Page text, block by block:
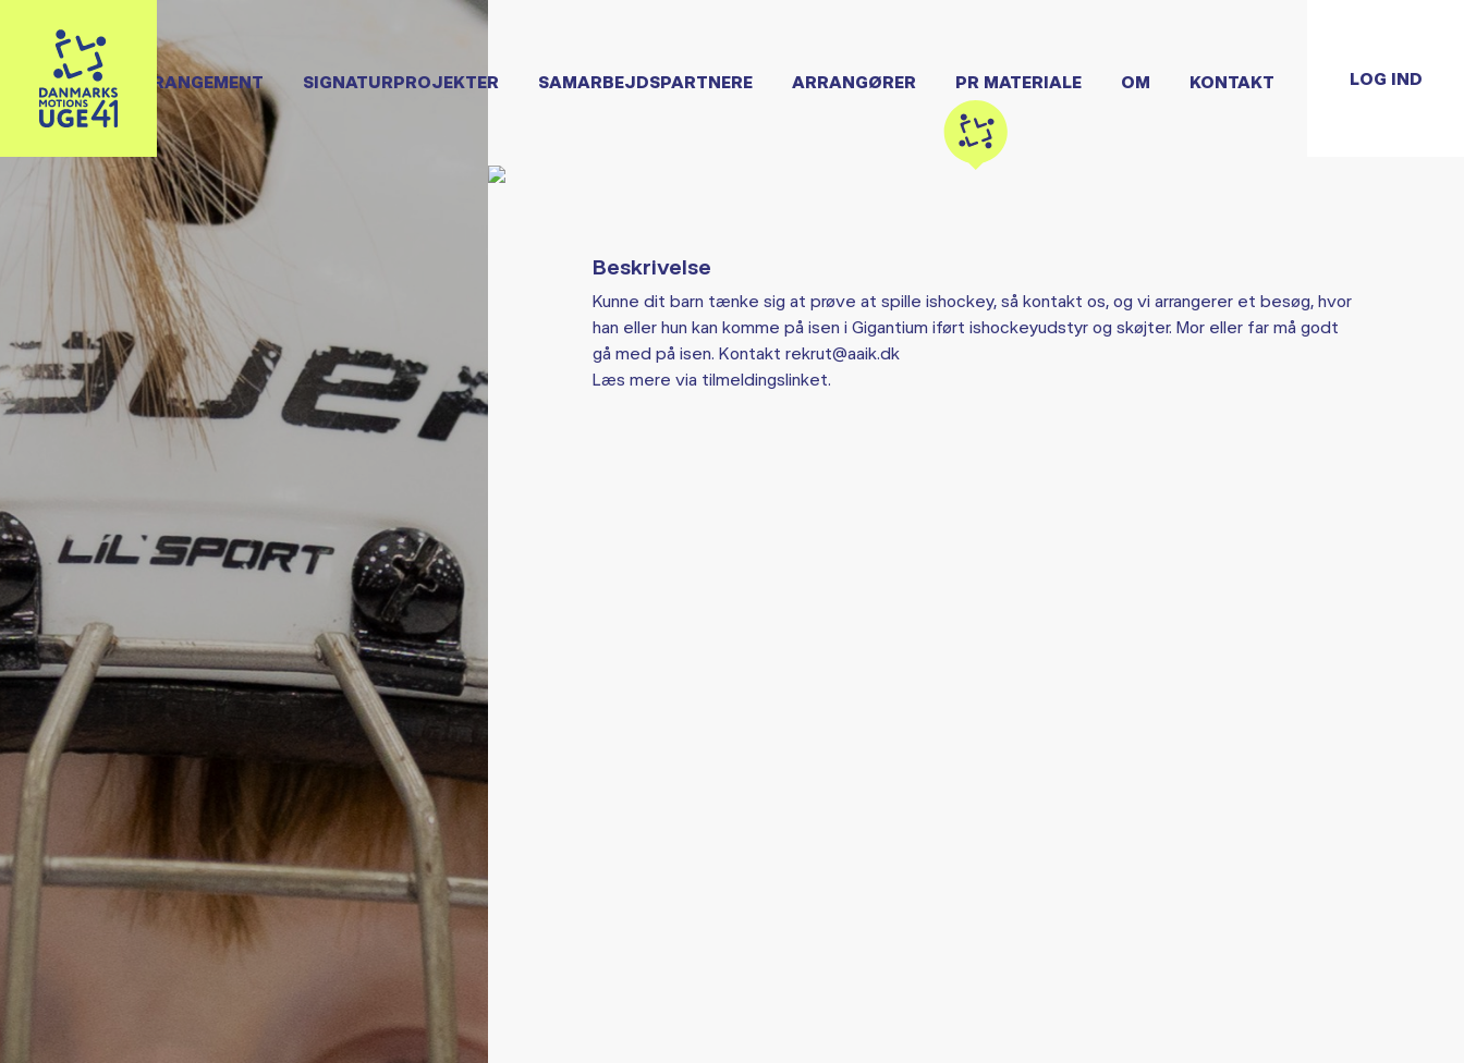
OPRET ARRANGEMENT SIGNATURPROJEKTER SAMARBEJDSPARTNERE ARRANGØRER PR MATERIALE OM KONTAKT LOG IND
Beskrivelse
Kunne dit barn tænke sig at prøve at spille ishockey, så kontakt os, og vi arrangerer et besøg, hvor
han eller hun kan komme på isen i Gigantium iført ishockeyudstyr og skøjter. Mor eller far må godt
gå med på isen. Kontakt rekrut@aaik.dk
Læs mere via tilmeldingslinket.